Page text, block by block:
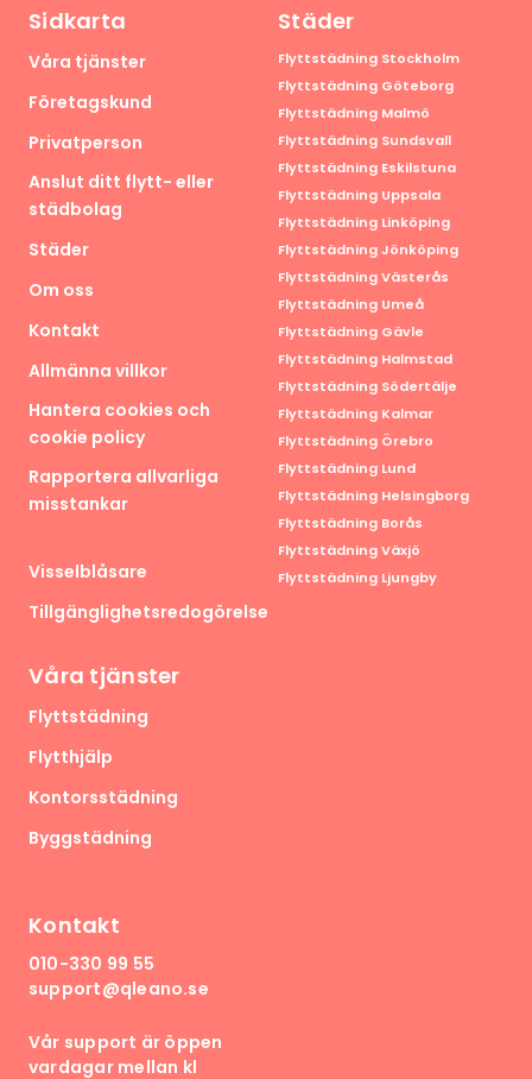
Sidkarta
Våra tjänster
Företagskund
Privatperson
Anslut ditt flytt- eller
städbolag
Städer
Om oss
Kontakt
Allmänna villkor
Hantera cookies och
cookie policy
Rapportera allvarliga
misstankar
Visselblåsare
Tillgänglighetsredogörelse
Våra tjänster
Flyttstädning
Flytthjälp
Kontorsstädning
Byggstädning
Städer
Flyttstädning Stockholm
Flyttstädning Göteborg
Flyttstädning Malmö
Flyttstädning Sundsvall
Flyttstädning Eskilstuna
Flyttstädning Uppsala
Flyttstädning Linköping
Flyttstädning Jönköping
Flyttstädning Västerås
Flyttstädning Umeå
Flyttstädning Gävle
Flyttstädning Halmstad
Flyttstädning Södertälje
Flyttstädning Kalmar
Flyttstädning Örebro
Flyttstädning Lund
Flyttstädning Helsingborg
Flyttstädning Borås
Flyttstädning Växjö
Flyttstädning Ljungby
Kontakt
010-330 99 55
support@qleano.se
Vår support är öppen
vardagar mellan kl